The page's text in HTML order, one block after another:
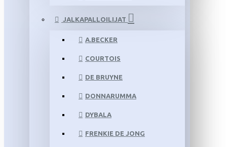
JALKAPALLOILIJAT
A.BECKER
COURTOIS
DE BRUYNE
DONNARUMMA
DYBALA
FRENKIE DE JONG